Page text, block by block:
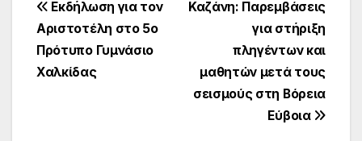
Πλοήγηση
άρθρων
Καζάνη: Παρεμβάσεις
για στήριξη
πληγέντων και
μαθητών μετά τους
σεισμούς στη Βόρεια
Εύβοια
Εκδήλωση για τον
Αριστοτέλη στο 5ο
Πρότυπο Γυμνάσιο
Χαλκίδας